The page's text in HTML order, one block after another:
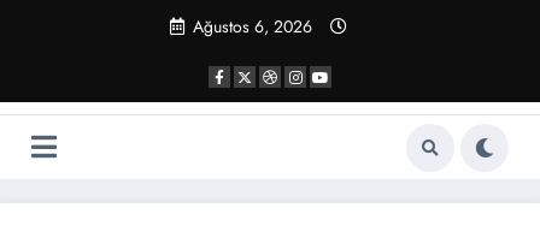
Ağustos 6, 2026